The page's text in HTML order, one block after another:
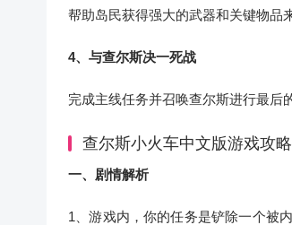
帮助岛民获得强大的武器和关键物品
4、与查尔斯决一死战
完成主线任务并召唤查尔斯进行最后
查尔斯小火车中文版游戏攻略
一、剧情解析
1、游戏内，你的任务是铲除一个被